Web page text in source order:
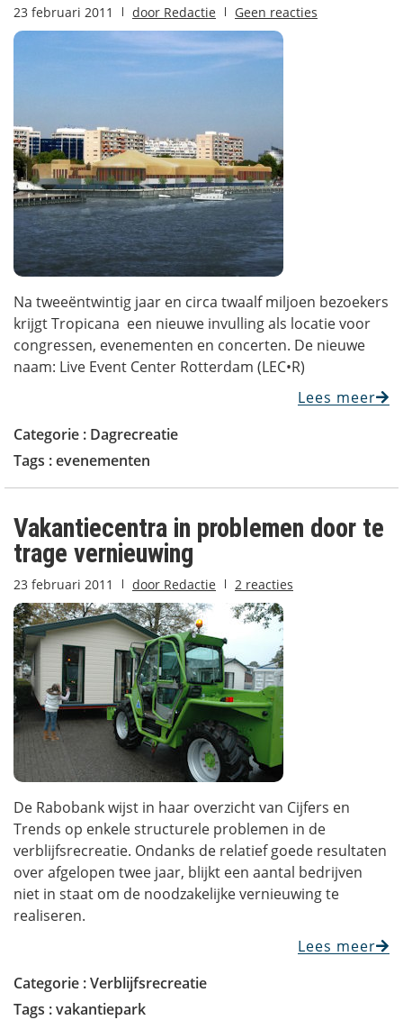
23 februari 2011 door Redactie Geen reacties
Na tweeëntwintig jaar en circa twaalf miljoen bezoekers
krijgt Tropicana een nieuwe invulling als locatie voor
congressen, evenementen en concerten. De nieuwe
naam: Live Event Center Rotterdam (LEC•R)
Lees meer
Categorie : Dagrecreatie
Tags :evenementen
Vakantiecentra in problemen door te
trage vernieuwing
23 februari 2011 door Redactie 2 reacties
De Rabobank wijst in haar overzicht van Cijfers en
Trends op enkele structurele problemen in de
verblijfsrecreatie. Ondanks de relatief goede resultaten
over afgelopen twee jaar, blijkt een aantal bedrijven
niet in staat om de noodzakelijke vernieuwing te
realiseren.
Lees meer
Categorie :Verblijfsrecreatie
Tags :vakantiepark